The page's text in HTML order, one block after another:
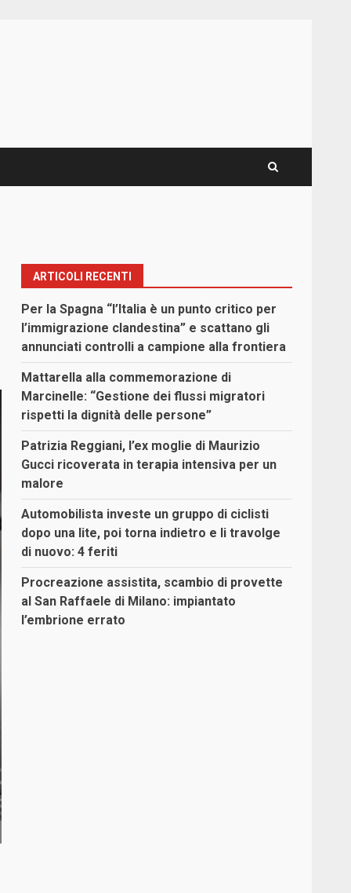
ARTICOLI RECENTI
Per la Spagna “l’Italia è un punto critico per
l’immigrazione clandestina” e scattano gli
annunciati controlli a campione alla frontiera
Mattarella alla commemorazione di
Marcinelle: “Gestione dei flussi migratori
rispetti la dignità delle persone”
Patrizia Reggiani, l’ex moglie di Maurizio
Gucci ricoverata in terapia intensiva per un
malore
Automobilista investe un gruppo di ciclisti
dopo una lite, poi torna indietro e li travolge
di nuovo: 4 feriti
Procreazione assistita, scambio di provette
al San Raffaele di Milano: impiantato
l’embrione errato